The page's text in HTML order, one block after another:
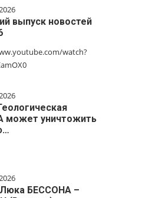
выпуск новостей
watch?
может уничтожить
БЕССОНА –